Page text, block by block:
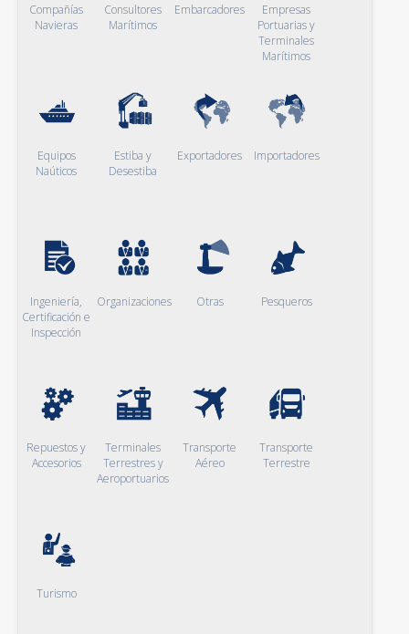
Compañías
Navieras
Consultores
Marítimos
Embarcadores
Empresas
Portuarias y
Terminales
Marítimos
Equipos
Naúticos
Estiba y
Desestiba
Exportadores Importadores
Ingeniería,
Certificación e
Inspección
Organizaciones Otras Pesqueros
Repuestos y
Accesorios
Terminales
Terrestres y
Aeroportuarios
Transporte
Aéreo
Transporte
Terrestre
Turismo